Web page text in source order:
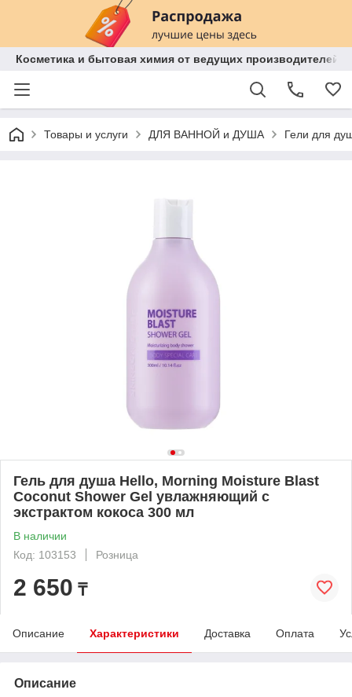
Косметика и бытовая химия от ведущих производителей
Товары и услуги ДЛЯ ВАННОЙ и ДУША Гели для
Гель для душа Hello, Morning Moisture Blast
Coconut Shower Gel увлажняющий с
экстрактом кокоса 300 мл
В наличии
Код: 103153
Розница
2 650 ₸
Описание Характеристики Доставка Оплата
Описание